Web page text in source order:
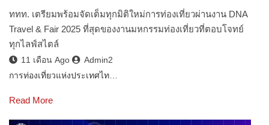
ททท. เตรียมพร้อมจัดเต็มทุกมิติใหม่การท่องเที่ยวผ่านงาน DNA
Travel & Fair 2025 ที่สุดของงานมหกรรมท่องเที่ยวที่ตอบโจทย์
ทุกไลฟ์สไตล์
11 เดือน Ago
Admin2
การท่องเที่ยวแห่งประเทศไท…
Read More